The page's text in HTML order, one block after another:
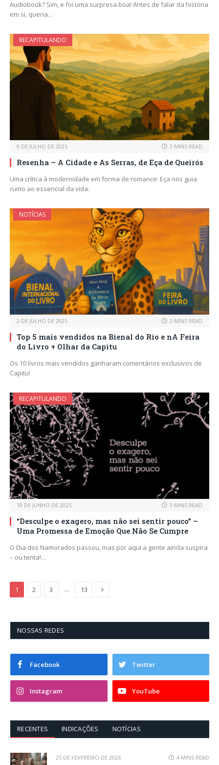
Audiobook? Sim, e foi uma surpresa boa! Antes de falar da história
em si, queria…
RECAPITULANDO
9 DE JULHO DE 2025 3 MINS READ
Resenha – A Cidade e As Serras, de Eça de Queirós
Uma crítica à modernidade em forma de romance: Eça nos guia
rumo ao essencial da vida.
NOTÍCIAS
2 DE JULHO DE 2025 2 MINS READ
Top 5 mais vendidos na Bienal do Rio e nA Feira
do Livro + Olhar da Capitu
Os 10 livros mais vendidos ganharam comentários exclusivos de
Capitu!
RECAPITULANDO
18 DE JUNHO DE 2025 3 MINS READ
“Desculpe o exagero, mas não sei sentir pouco” –
Uma Promessa de Emoção Que Não Se Cumpre
O Dia dos Namorados passou, mas por aqui a gente ainda suspira
– ou tenta!…
1 2 3 … 13 Next
NOSSAS REDES
Facebook Twitter
Instagram YouTube
RECENTES INDICAÇÕES NOTÍCIAS
25 DE FEVEREIRO DE 2026 4 MINS READ